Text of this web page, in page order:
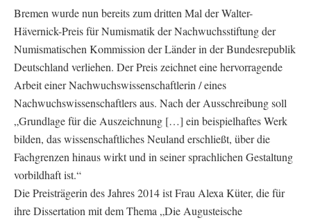
Bremen wurde nun bereits zum dritten Mal der Walter-
Hävernick-Preis für Numismatik der Nachwuchsstiftung der
Numismatischen Kommission der Länder in der Bundesrepublik
Deutschland verliehen. Der Preis zeichnet eine hervorragende
Arbeit einer Nachwuchswissenschaftlerin / eines
Nachwuchswissenschaftlers aus. Nach der Ausschreibung soll
„Grundlage für die Auszeichnung […] ein beispielhaftes Werk
bilden, das wissenschaftliches Neuland erschließt, über die
Fachgrenzen hinaus wirkt und in seiner sprachlichen Gestaltung
vorbildhaft ist.“
Die Preisträgerin des Jahres 2014 ist Frau Alexa Küter, die für
ihre Dissertation mit dem Thema „Die Augusteische